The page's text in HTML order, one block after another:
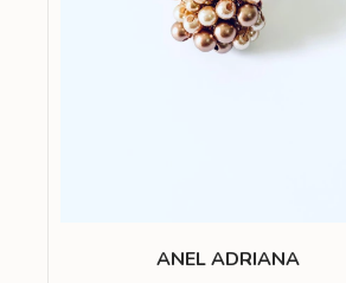
ANEL ADRIANA